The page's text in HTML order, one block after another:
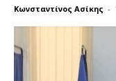
Κωνσταντίνος Ασίκης -